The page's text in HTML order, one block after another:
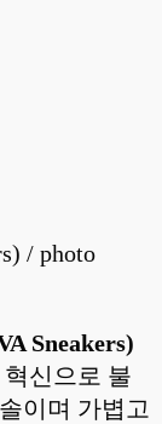
/ photo
Sneakers)
신으로 불
이며 가볍고